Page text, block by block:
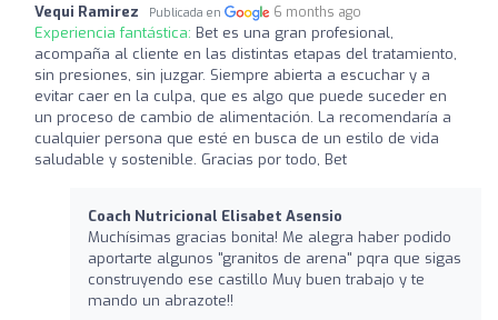
Vequi Ramirez Publicada en 6 months ago
Experiencia fantástica: Bet es una gran profesional,
acompaña al cliente en las distintas etapas del tratamiento,
sin presiones, sin juzgar. Siempre abierta a escuchar y a
evitar caer en la culpa, que es algo que puede suceder en
un proceso de cambio de alimentación. La recomendaría a
cualquier persona que esté en busca de un estilo de vida
saludable y sostenible. Gracias por todo, Bet
Coach Nutricional Elisabet Asensio
Muchísimas gracias bonita! Me alegra haber podido
aportarte algunos "granitos de arena" pqra que sigas
construyendo ese castillo Muy buen trabajo y te
mando un abrazote!!